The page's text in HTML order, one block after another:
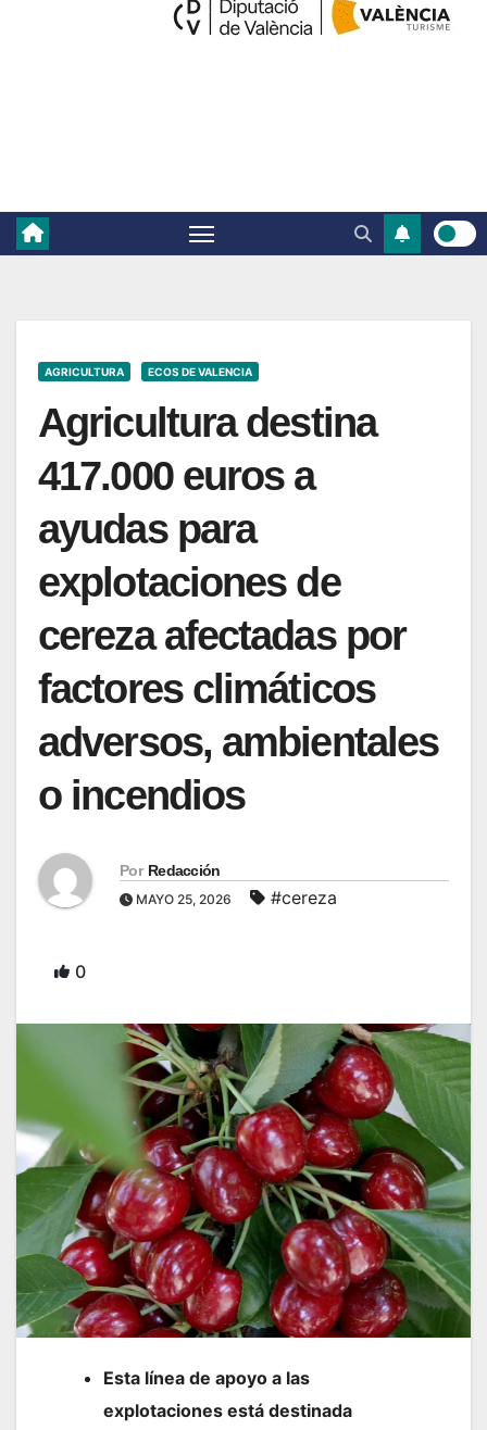
AGRICULTURA ECOS DE VALENCIA
Agricultura destina
417.000 euros a
ayudas para
explotaciones de
cereza afectadas por
factores climáticos
adversos, ambientales
o incendios
Por Redacción
MAYO 25, 2026 #cereza
0
Esta línea de apoyo a las
explotaciones está destinada